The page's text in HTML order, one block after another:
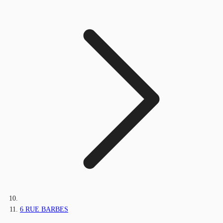
6 RUE BARBES